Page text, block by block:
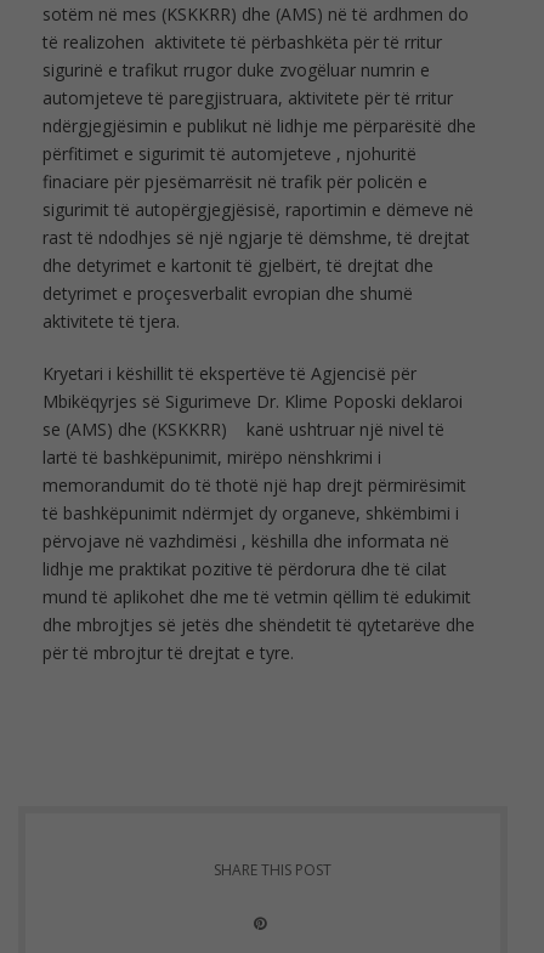
sotëm në mes (KSKKRR) dhe (AMS) në të ardhmen do
të realizohen aktivitete të përbashkëta për të rritur
sigurinë e trafikut rrugor duke zvogëluar numrin e
automjeteve të paregjistruara, aktivitete për të rritur
ndërgjegjësimin e publikut në lidhje me përparësitë dhe
përfitimet e sigurimit të automjeteve , njohuritë
finaciare për pjesëmarrësit në trafik për policën e
sigurimit të autopërgjegjësisë, raportimin e dëmeve në
rast të ndodhjes së një ngjarje të dëmshme, të drejtat
dhe detyrimet e kartonit të gjelbërt, të drejtat dhe
detyrimet e proçesverbalit evropian dhe shumë
aktivitete të tjera.
Kryetari i këshillit të ekspertëve të Agjencisë për
Mbikëqyrjes së Sigurimeve Dr. Klime Poposki deklaroi
se (AMS) dhe (KSKKRR) kanë ushtruar një nivel të
lartë të bashkëpunimit, mirëpo nënshkrimi i
memorandumit do të thotë një hap drejt përmirësimit
të bashkëpunimit ndërmjet dy organeve, shkëmbimi i
përvojave në vazhdimësi , këshilla dhe informata në
lidhje me praktikat pozitive të përdorura dhe të cilat
mund të aplikohet dhe me të vetmin qëllim të edukimit
dhe mbrojtjes së jetës dhe shëndetit të qytetarëve dhe
për të mbrojtur të drejtat e tyre.
SHARE THIS POST